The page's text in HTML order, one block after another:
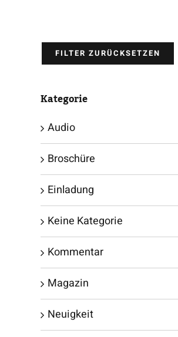
FILTER ZURÜCKSETZEN
Kategorie
Audio
Broschüre
Einladung
Keine Kategorie
Kommentar
Magazin
Neuigkeit